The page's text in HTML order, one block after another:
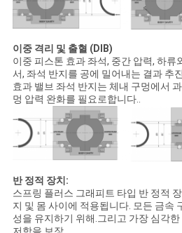
이중 격리 및 출혈 (DIB)
이중 피스톤 효과 좌석, 중간 압력, 하류
서, 좌석 반지를 공에 밀어내는 결과 추
효과 밸브 좌석 반지는 체내 구멍에서
멍 압력 완화를 필요로합니다..
반 정적 장치:
스프링 플러스 그래피트 타입 반 정적
지 및 몸 사이에 적용됩니다. 모든 금속
성을 유지하기 위해.그리고 가장 심각
저항을 보장.